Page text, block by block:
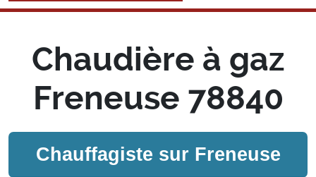
Chaudière à gaz
Freneuse 78840
Chauffagiste sur Freneuse